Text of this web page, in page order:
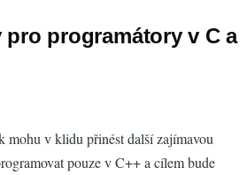
programátory v C a
mohu v klidu přinést další zajímavou
pouze v C++ a cílem bude